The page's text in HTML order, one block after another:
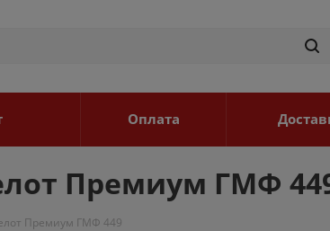
Оплата
Премиум ГМФ
Премиум ГМФ 449